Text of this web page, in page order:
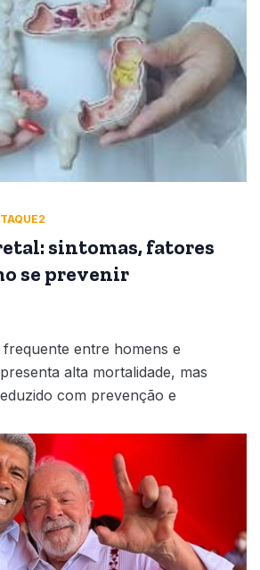
sintomas, fatores
se prevenir
entre homens e
alta mortalidade, mas
com prevenção e